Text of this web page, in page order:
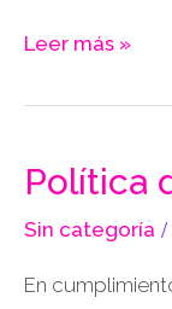
Leer más »
Política
Sin categoría /
En